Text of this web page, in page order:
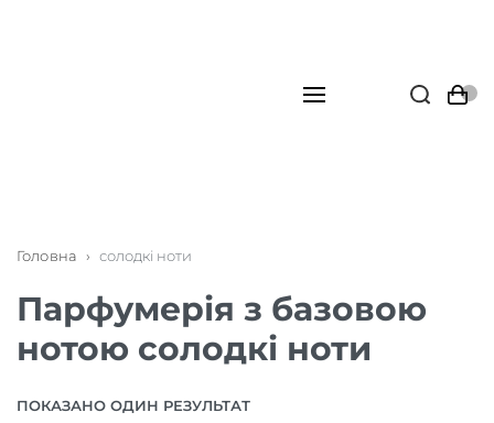
Головна › солодкі ноти
Парфумерія з базовою
нотою солодкі ноти
ПОКАЗАНО ОДИН РЕЗУЛЬТАТ